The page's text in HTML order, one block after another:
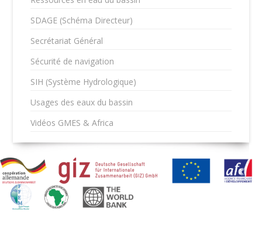
SDAGE (Schéma Directeur)
Secrétariat Général
Sécurité de navigation
SIH (Système Hydrologique)
Usages des eaux du bassin
Vidéos GMES & Africa